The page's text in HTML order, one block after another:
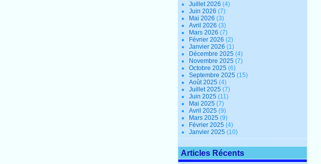
Juillet 2026(4)
Juin 2026(7)
Mai 2026(3)
Avril 2026(3)
Mars 2026(7)
Février 2026(2)
Janvier 2026(1)
Décembre 2025(4)
Novembre 2025(7)
Octobre 2025(6)
Septembre 2025(15)
Août 2025(4)
Juillet 2025(7)
Juin 2025(11)
Mai 2025(7)
Avril 2025(9)
Mars 2025(9)
Février 2025(4)
Janvier 2025(10)
Articles Récents